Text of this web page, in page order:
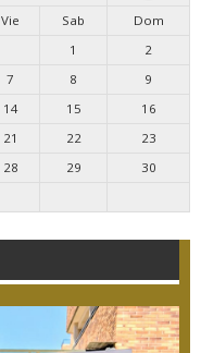
Vie Sab
Dom
1
2
7 8
9
14 15
16
21 22
23
28 29
30